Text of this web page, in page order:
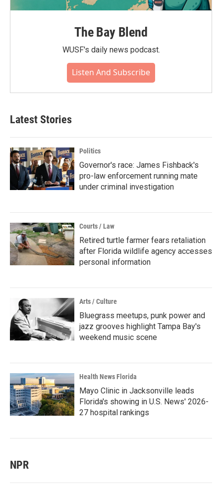
The Bay Blend
WUSF's daily news podcast.
Listen And Subscribe
Latest Stories
Politics
Governor's race: James Fishback's
pro-law enforcement running mate
under criminal investigation
Courts / Law
Retired turtle farmer fears retaliation
after Florida wildlife agency accesses
personal information
Arts / Culture
Bluegrass meetups, punk power and
jazz grooves highlight Tampa Bay's
weekend music scene
Health News Florida
Mayo Clinic in Jacksonville leads
Florida's showing in U.S. News' 2026-
27 hospital rankings
NPR